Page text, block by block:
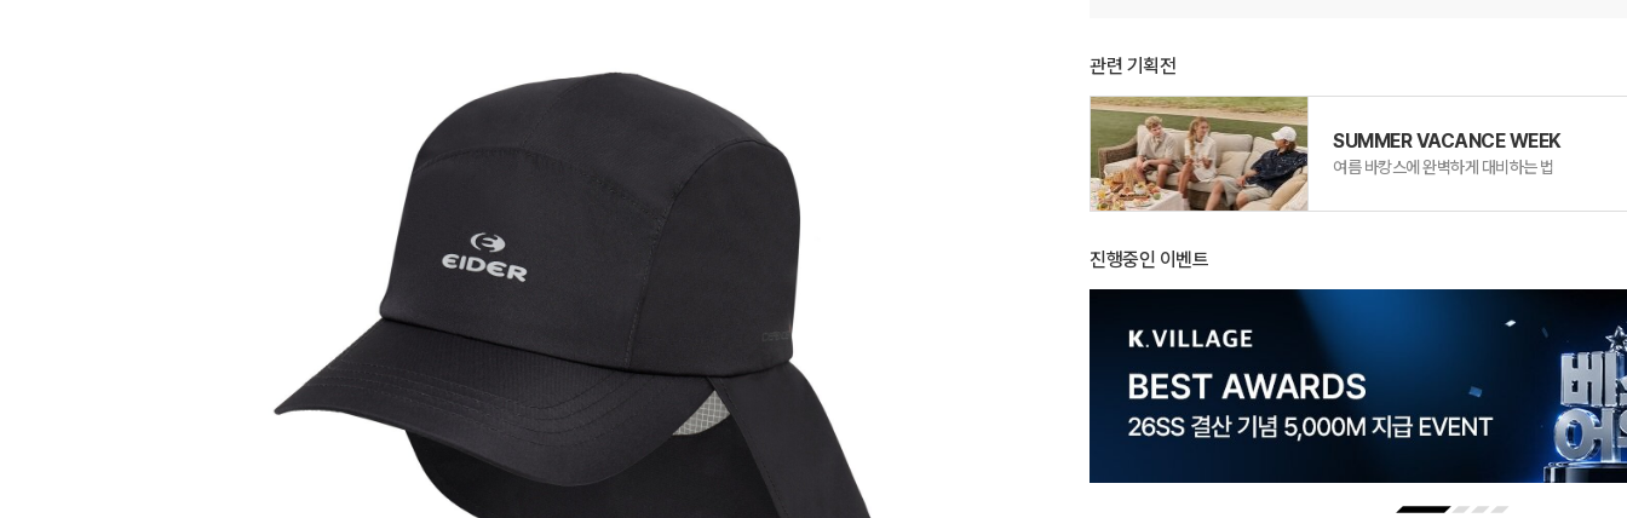
관련 기획전
SUMMER VACANCE WEEK
여름 바캉스에 완벽하게 대비하는 법
진행중인 이벤트